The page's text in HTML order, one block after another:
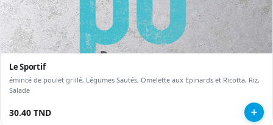
Le Sportif
émincé de poulet grillé, Légumes Sautés, Omelette aux Epinards et Ricotta, Riz,
Salade
30.40 TND